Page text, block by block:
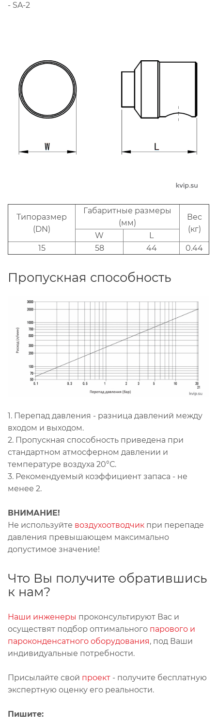
- SA-2
Типоразмер
(DN)
Габаритные размеры
(мм)
Вес
(кг)
W
L
15
58 44 0.44
Пропускная способность
1. Перепад давления - разница давлений между
входом и выходом.
2. Пропускная способность приведена при
стандартном атмосферном давлении и
температуре воздуха 20°С.
3. Рекомендуемый коэффициент запаса - не
менее 2.
ВНИМАНИЕ!
Не используйте воздухоотводчик при перепаде
давления превышающем максимально
допустимое значение!
Что Вы получите обратившись
к нам?
Наши инженеры проконсультируют Вас и
осуществят подбор оптимального парового и
пароконденсатного оборудования, под Ваши
индивидуальные потребности.
Присылайте свой проект - получите бесплатную
экспертную оценку его реальности.
Пишите: